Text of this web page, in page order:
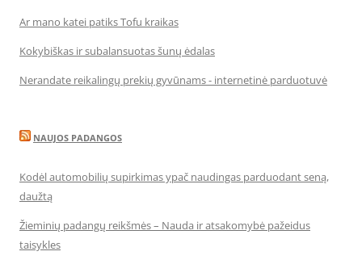
Ar mano katei patiks Tofu kraikas
Kokybiškas ir subalansuotas šunų ėdalas
Nerandate reikalingų prekių gyvūnams - internetinė parduotuvė
NAUJOS PADANGOS
Kodėl automobilių supirkimas ypač naudingas parduodant seną,
daužtą
Žieminių padangų reikšmės – Nauda ir atsakomybė pažeidus
taisykles